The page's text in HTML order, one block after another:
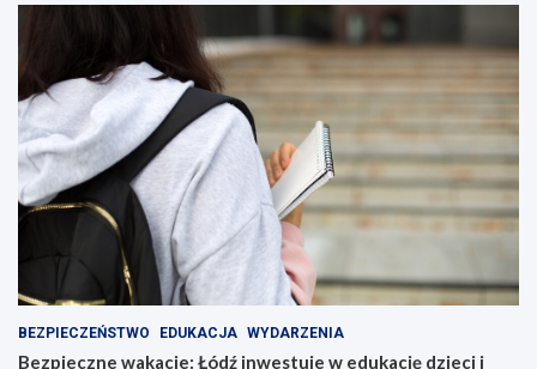
BEZPIECZEŃSTWO EDUKACJA WYDARZENIA
Bezpieczne wakacje: Łódź inwestuje w edukację dzieci i